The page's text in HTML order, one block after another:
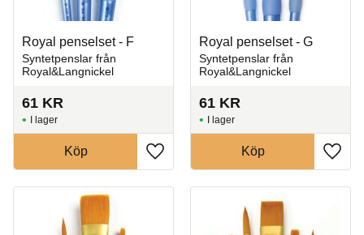
Royal penselset - F
Syntetpenslar från
Royal&Langnickel
61 KR
Lägg till i favoriter
I lager
Köp
Royal penselset - G
Syntetpenslar från
Royal&Langnickel
61 KR
Lägg
I lager
Köp